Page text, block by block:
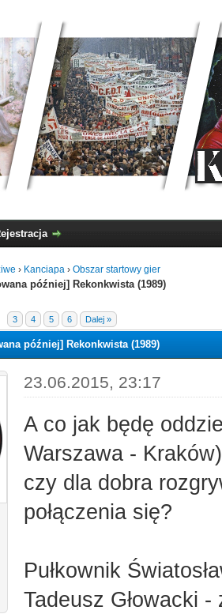
› Kanciapa › Obszar startowy gier
później] Rekonkwista (1989)
3 4 5 6 Dalej »
później] Rekonkwista (1989)
23.06.2015, 23:17
A co jak będę
Warszawa -
czy dla dobra
połączenia się?
Pułkownik
Tadeusz Głowacki